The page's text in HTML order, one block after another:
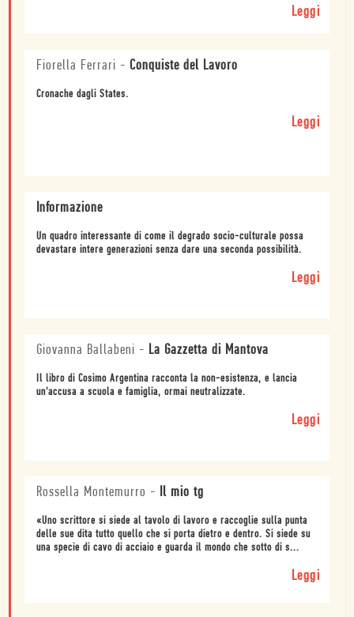
Leggi
Fiorella Ferrari - Conquiste del Lavoro
Cronache dagli States.
Leggi
Informazione
Un quadro interessante di come il degrado socio-culturale possa
devastare intere generazioni senza dare una seconda possibilità.
Leggi
Giovanna Ballabeni - La Gazzetta di Mantova
Il libro di Cosimo Argentina racconta la non-esistenza, e lancia
un'accusa a scuola e famiglia, ormai neutralizzate.
Leggi
Rossella Montemurro - Il mio tg
«Uno scrittore si siede al tavolo di lavoro e raccoglie sulla punta
delle sue dita tutto quello che si porta dietro e dentro. Si siede su
una specie di cavo di acciaio e guarda il mondo che sotto di s...
Leggi